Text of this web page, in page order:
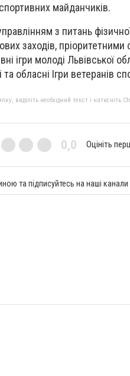
майданчиків.
з питань
заходів, пріоритетними
ігри молоді Львівської
та обласні Ігри ветеранів
виділіть необхідний текст і натисніть
0,0 Оцініть
та підписуйтесь на наші канали